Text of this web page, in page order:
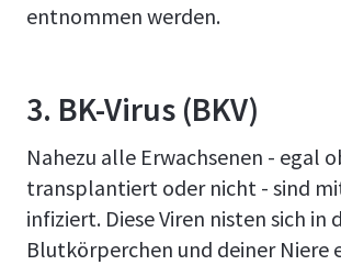
entnommen werden.
3. BK-Virus (BKV)
Nahezu alle Erwachsenen - egal
transplantiert oder nicht - sind
infiziert. Diese Viren nisten sich in
Blutkörperchen und deiner Niere